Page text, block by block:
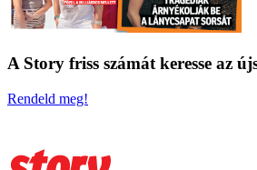
A Story friss számát keresse az
Rendeld meg!